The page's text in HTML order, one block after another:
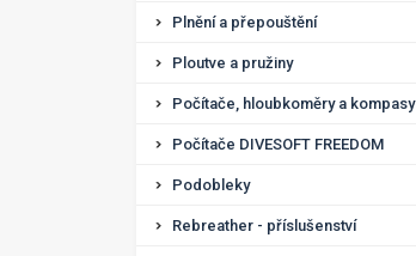
Plnění a přepouštění
Ploutve a pružiny
Počítače, hloubkoměry a kompasy
Počítače DIVESOFT FREEDOM
Podobleky
Rebreather - příslušenství